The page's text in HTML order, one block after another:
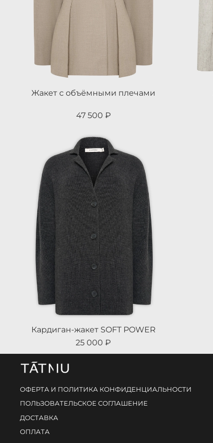
Жакет с объёмными плечами
47 500 ₽
Кардиган-жакет SOFT POWER
25 000 ₽
ОФЕРТА И ПОЛИТИКА КОНФИДЕНЦИАЛЬНОСТИ
ПОЛЬЗОВАТЕЛЬСКОЕ СОГЛАШЕНИЕ
ДОСТАВКА
ОПЛАТА